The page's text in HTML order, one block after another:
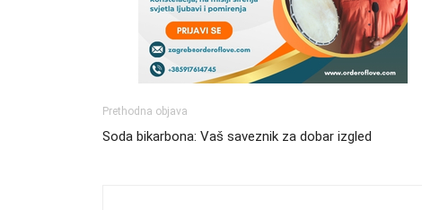
Prethodna objava
Soda bikarbona: Vaš saveznik za dobar izgled